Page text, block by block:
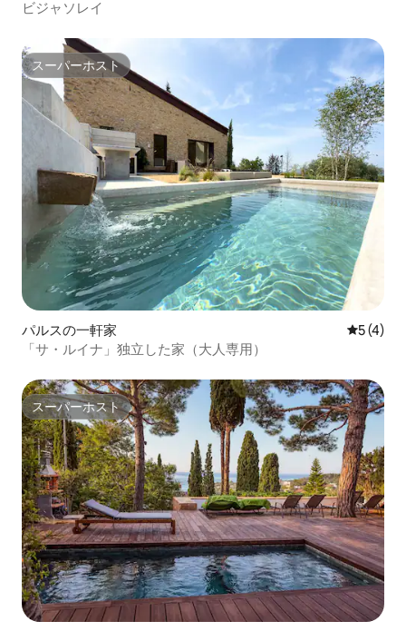
ビジャソレイ
スーパーホスト
スーパーホスト
パルスの一軒家 レビュー
5 (4)
「サ・ルイナ」独立した家（大人専用）
スーパーホスト
スーパーホスト